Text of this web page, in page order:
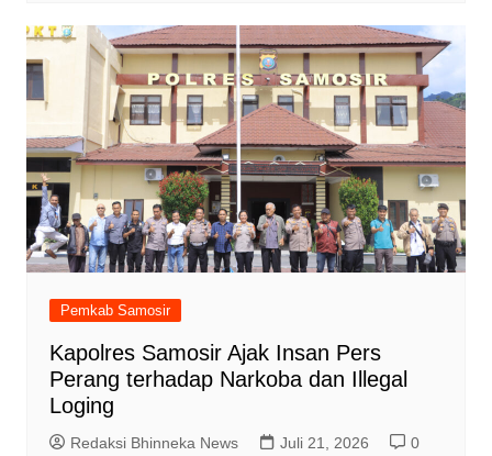
Pemkab Samosir
Kapolres Samosir Ajak Insan Pers
Perang terhadap Narkoba dan Illegal
Loging
Redaksi Bhinneka News Juli 21, 2026 0